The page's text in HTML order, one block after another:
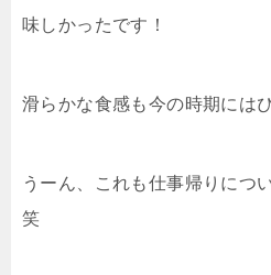
味しかったです！
滑らかな食感も今の時期には
うーん、これも仕事帰りにつ
笑